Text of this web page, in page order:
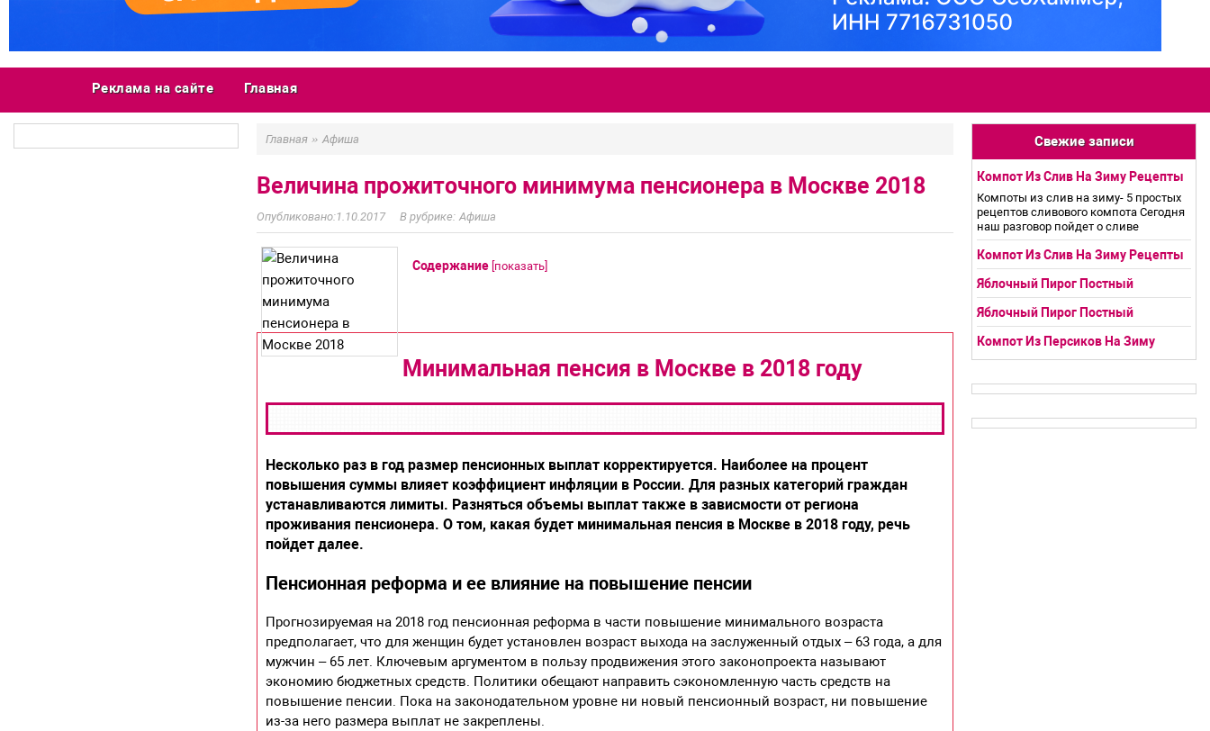
Реклама на сайте Главная
Главная » Афиша
Величина прожиточного минимума пенсионера в Москве 2018
1.10.2017 Афиша
Содержание [показать]
Минимальная пенсия в Москве в 2018 году
Несколько раз в год размер пенсионных выплат корректируется. Наиболее на процент
повышения суммы влияет коэффициент инфляции в России. Для разных категорий граждан
устанавливаются лимиты. Разняться объемы выплат также в зависмости от региона
проживания пенсионера. О том, какая будет минимальная пенсия в Москве в 2018 году, речь
пойдет далее.
Пенсионная реформа и ее влияние на повышение пенсии
Прогнозируемая на 2018 год пенсионная реформа в части повышение минимального возраста
предполагает, что для женщин будет установлен возраст выхода на заслуженный отдых – 63 года, а для
мужчин – 65 лет. Ключевым аргументом в пользу продвижения этого законопроекта называют
экономию бюджетных средств. Политики обещают направить сэкономленную часть средств на
повышение пенсии. Пока на законодательном уровне ни новый пенсионный возраст, ни повышение
из-за него размера выплат не закреплены.
Свежие записи
Компот Из Слив На Зиму Рецепты
Компоты из слив на зиму- 5 простых
рецептов сливового компота Сегодня
наш разговор пойдет о сливе
Компот Из Слив На Зиму Рецепты
Яблочный Пирог Постный
Яблочный Пирог Постный
Компот Из Персиков На Зиму